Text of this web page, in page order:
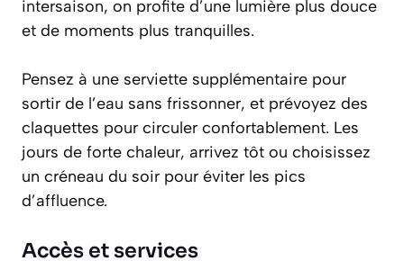
intersaison, on profite d’une lumière plus douce
et de moments plus tranquilles.
Pensez à une serviette supplémentaire pour
sortir de l’eau sans frissonner, et prévoyez des
claquettes pour circuler confortablement. Les
jours de forte chaleur, arrivez tôt ou choisissez
un créneau du soir pour éviter les pics
d’affluence.
Accès et services